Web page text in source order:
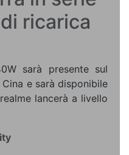
ricarica
sarà presente sul
e sarà disponibile
lancerà a livello